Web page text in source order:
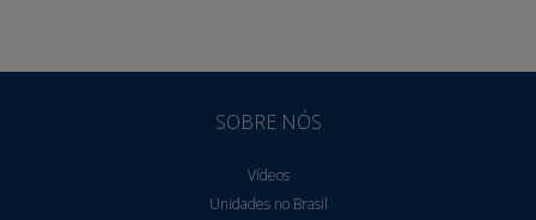
SOBRE NÓS
Vídeos
Unidades no Brasil